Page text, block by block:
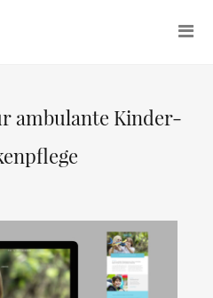
ambulante Kinder-